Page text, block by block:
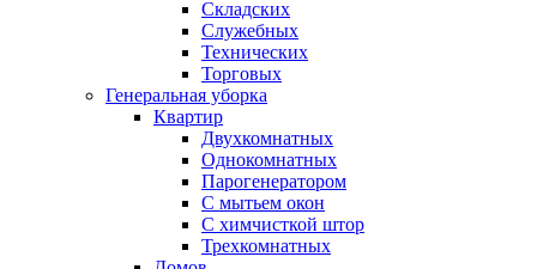
Складских
Служебных
Технических
Торговых
Генеральная уборка
Квартир
Двухкомнатных
Однокомнатных
Парогенератором
С мытьем окон
С химчисткой штор
Трехкомнатных